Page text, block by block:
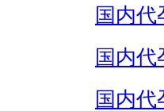
国内代
国内
国内代